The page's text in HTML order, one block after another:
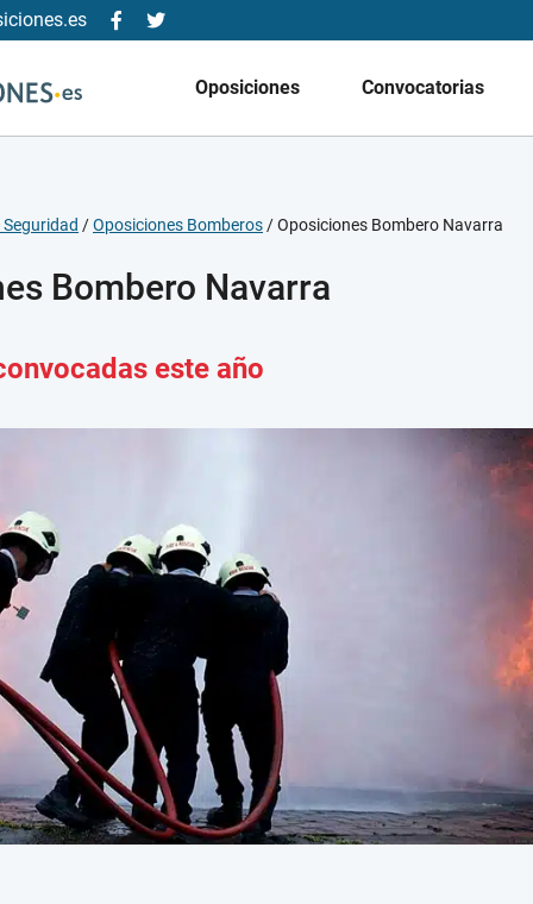
Oposiciones Convocatorias
/Oposiciones Bomberos /Oposiciones Bombero Navarra
Bombero Navarra
este año